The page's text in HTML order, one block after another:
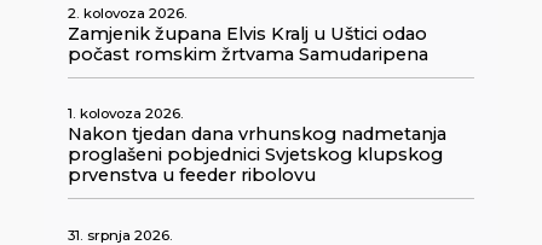
2. kolovoza 2026.
Zamjenik župana Elvis Kralj u Uštici odao
počast romskim žrtvama Samudaripena
1. kolovoza 2026.
Nakon tjedan dana vrhunskog nadmetanja
proglašeni pobjednici Svjetskog klupskog
prvenstva u feeder ribolovu
31. srpnja 2026.